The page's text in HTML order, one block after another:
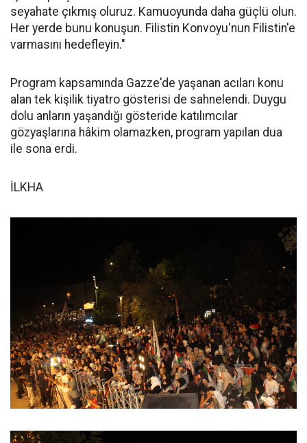
seyahate çıkmış oluruz. Kamuoyunda daha güçlü olun.
Her yerde bunu konuşun. Filistin Konvoyu'nun Filistin'e
varmasını hedefleyin."
Program kapsamında Gazze'de yaşanan acıları konu
alan tek kişilik tiyatro gösterisi de sahnelendi. Duygu
dolu anların yaşandığı gösteride katılımcılar
gözyaşlarına hâkim olamazken, program yapılan dua
ile sona erdi.
İLKHA